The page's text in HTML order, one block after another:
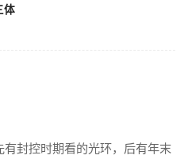
体
封控时期看的光环，后有年末